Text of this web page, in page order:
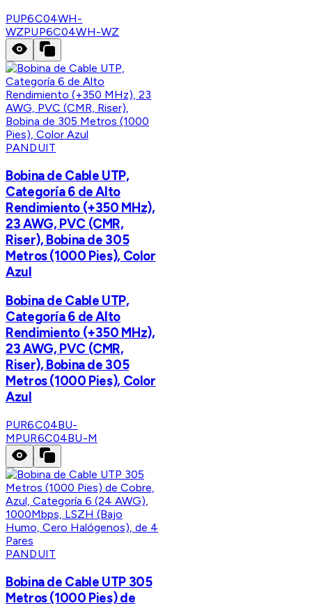
PUP6C04WH-
WZPUP6C04WH-WZ
PANDUIT
Bobina de Cable UTP,
Categoría 6 de Alto
Rendimiento (+350 MHz),
23 AWG, PVC (CMR,
Riser), Bobina de 305
Metros (1000 Pies), Color
Azul
Bobina de Cable UTP,
Categoría 6 de Alto
Rendimiento (+350 MHz),
23 AWG, PVC (CMR,
Riser), Bobina de 305
Metros (1000 Pies), Color
Azul
PUR6C04BU-
MPUR6C04BU-M
PANDUIT
Bobina de Cable UTP 305
Metros (1000 Pies) de